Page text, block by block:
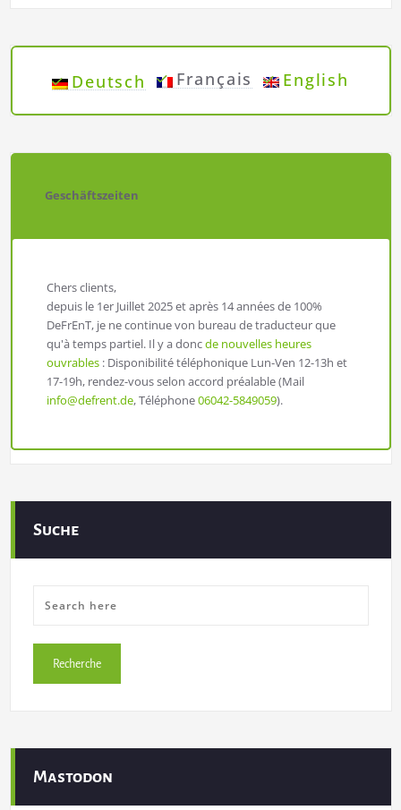
Deutsch Français English
Geschäftszeiten
Chers clients,
depuis le 1er Juillet 2025 et après 14 années de 100%
DeFrEnT, je ne continue von bureau de traducteur que
qu'à temps partiel. Il y a doncde nouvelles heures
ouvrables: Disponibilité téléphonique Lun-Ven 12-13h et
17-19h, rendez-vous selon accord préalable (Mail
info@defrent.de, Téléphone06042-5849059).
Suche
Mastodon